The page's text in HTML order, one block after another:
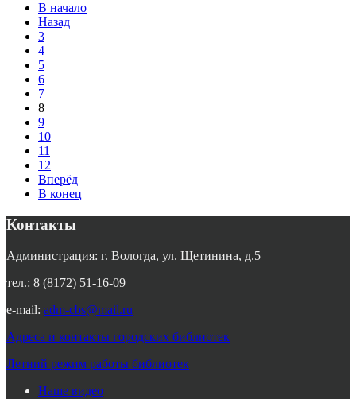
В начало
Назад
3
4
5
6
7
8
9
10
11
12
Вперёд
В конец
Контакты
Администрация: г. Вологда, ул. Щетинина, д.5
тел.: 8 (8172) 51-16-09
e-mail: adm-cbs@mail.ru
Адреса и контакты городских библиотек
Летний режим работы библиотек
Наше видео